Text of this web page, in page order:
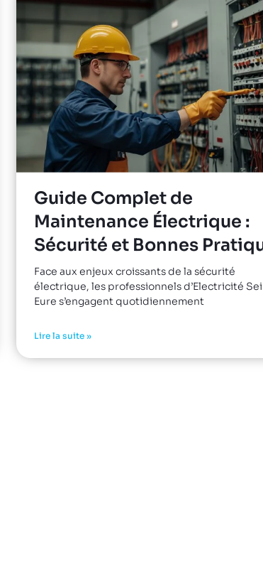
Guide Complet de
Maintenance Électrique :
Sécurité et Bonnes
Face aux enjeux croissants de la sécurité
électrique, les professionnels d’Electricité
Eure s’engagent quotidiennement
Lire la suite »